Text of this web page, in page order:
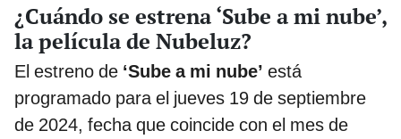
¿Cuándo se estrena ‘Sube a mi nube’,
la película de Nubeluz?
El estreno de ‘Sube a mi nube’ está
programado para el jueves 19 de septiembre
de 2024, fecha que coincide con el mes de